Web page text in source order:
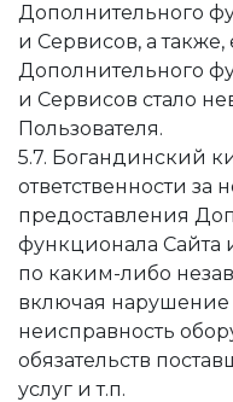
Дополнительного
и Сервисов, а
Дополнительного
и Сервисов стало
Пользователя.
5.7. Богандинский
ответственности за
предоставления
функционала Сайта
по каким-либо
включая нарушение
неисправность
обязательств
услуг и т.п.